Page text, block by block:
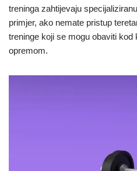
treninga zahtijevaju
primjer, ako nemate pristup
treninge koji se mogu obaviti kod
opremom.